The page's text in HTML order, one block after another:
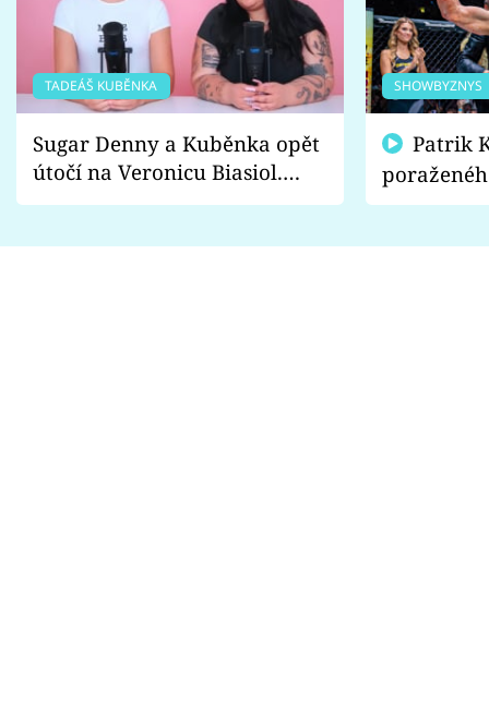
TADEÁŠ KUBĚNKA
Sugar Denny a Kuběnka opět
útočí na Veronicu Biasiol.
Proč je podle nich falešná a
SHOWBYZNYS
fanoušci